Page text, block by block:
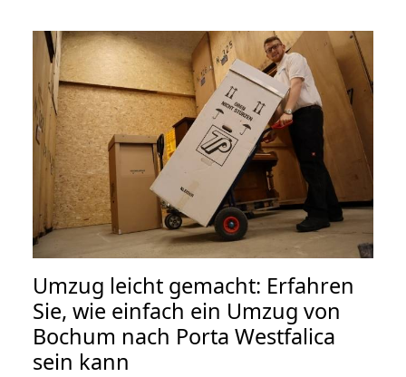
Umzug leicht gemacht: Erfahren
Sie, wie einfach ein Umzug von
Bochum nach Porta Westfalica
sein kann